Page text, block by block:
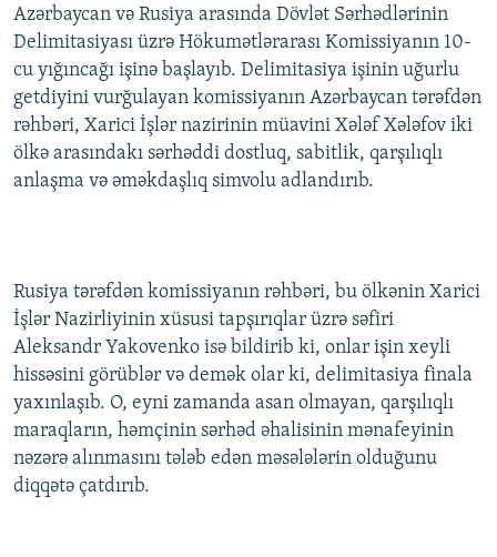
VIDEO
FOTOQALEREYA
İNFOQRAFIKA
KARIKATURA
RADIO ARXIV
OXU ZALI
AZƏRBAYCAN ƏDƏBIYYATI KITABXANASI
İSLAM VƏ DEMOKRATIYA
İZ - MƏDƏNIYYƏT PROQRAMI
HAQQIMIZDA
MISSIYAMIZ
PEŞƏ ETIKASI VƏ JURNALISTIKA STANDARTLARIMIZ
MATERIALLARIMIZDAN ISTIFADƏ
XƏBƏR BÜLLETENLƏRIMIZ
BIZI IZLƏ
Azərbaycan və Rusiya arasında Dövlət Sərhədlərinin
Delimitasiyası üzrə Hökumətlərarası Komissiyanın 10-
cu yığıncağı işinə başlayıb. Delimitasiya işinin uğurlu
getdiyini vurğulayan komissiyanın Azərbaycan tərəfdən
rəhbəri, Xarici İşlər nazirinin müavini Xələf Xələfov iki
ölkə arasındakı sərhəddi dostluq, sabitlik, qarşılıqlı
anlaşma və əməkdaşlıq simvolu adlandırıb.
Rusiya tərəfdən komissiyanın rəhbəri, bu ölkənin Xarici
İşlər Nazirliyinin xüsusi tapşırıqlar üzrə səfiri
Aleksandr Yakovenko isə bildirib ki, onlar işin xeyli
hissəsini görüblər və demək olar ki, delimitasiya finala
yaxınlaşıb. O, eyni zamanda asan olmayan, qarşılıqlı
maraqların, həmçinin sərhəd əhalisinin mənafeyinin
nəzərə alınmasını tələb edən məsələlərin olduğunu
diqqətə çatdırıb.